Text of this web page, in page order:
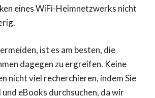
eines WiFi-Heimnetzwerks nicht
ist es am besten, die
dagegen zu ergreifen. Keine
nicht viel recherchieren, indem Sie
eBooks durchsuchen, da wir